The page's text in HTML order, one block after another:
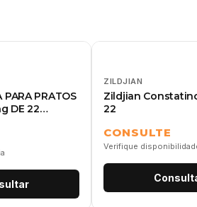
PRATOS
DE 22
ZILDJIAN
Zildjian
22
CONSULTE
Verifique